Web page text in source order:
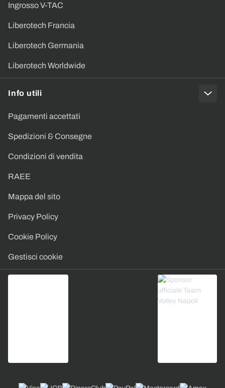
Ingrosso V-TAC
Liberotech Francia
Liberotech Germania
Liberotech Worldwide
Info utili
Pagamenti accettati
Spedizioni & Consegne
Condizioni di vendita
RAEE
Mappa del sito
Privacy Policy
Cookie Policy
Gestisci cookie